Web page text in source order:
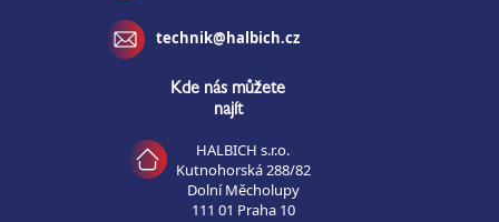
technik@halbich.cz
Kde nás můžete
najít
HALBICH s.r.o.
Kutnohorská 288/82
Dolní Měcholupy
111 01 Praha 10